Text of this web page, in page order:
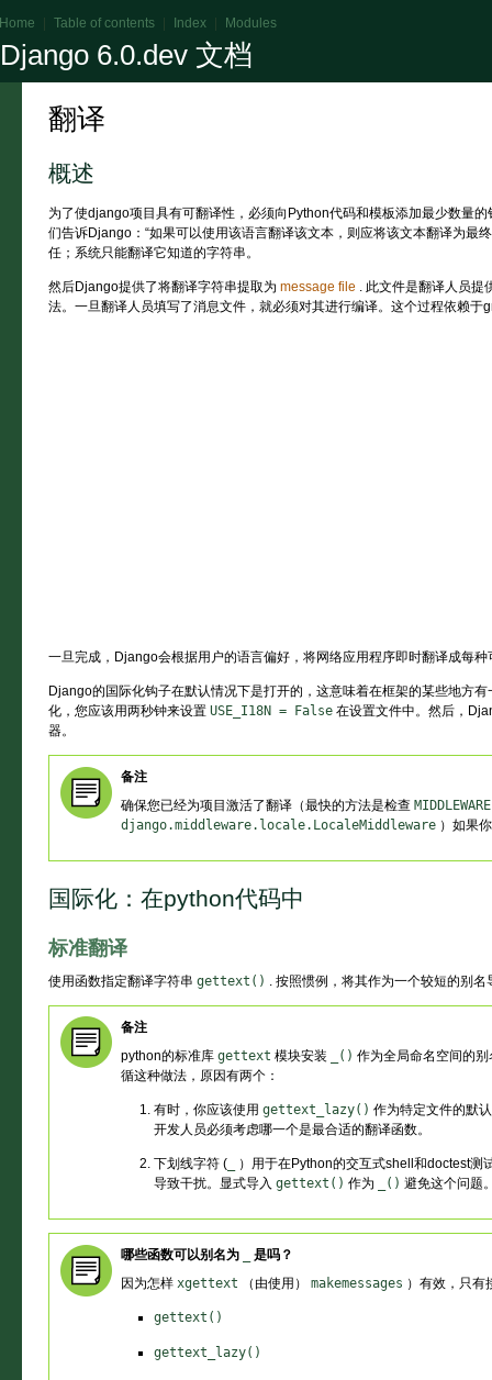
Django 6.0.dev 文档
Home Table of contents Index Modules
翻译
概述
为了使django项目具有可翻译性，必须向Python代码和模板添加最少数量
们告诉Django：“如果可以使用该语言翻译该文本，则应将该文本翻译为最
任；系统只能翻译它知道的字符串。
然后Django提供了将翻译字符串提取为 message file . 此文件是翻译人员提
法。一旦翻译人员填写了消息文件，就必须对其进行编译。这个过程依赖于
一旦完成，Django会根据用户的语言偏好，将网络应用程序即时翻译成每种
Django的国际化钩子在默认情况下是打开的，这意味着在框架的某些地方
化，您应该用两秒钟来设置 USE_I18N = False 在设置文件中。然后，
器。
备注
确保您已经为项目激活了翻译（最快的方法是检查 MIDDLEWARE
django.middleware.locale.LocaleMiddleware ）如果
国际化：在python代码中
标准翻译
使用函数指定翻译字符串 gettext() . 按照惯例，将其作为一个较短的别
备注
python的标准库 gettext 模块安装 _() 作为全局命名空间的
循这种做法，原因有两个：
有时，你应该使用 gettext_lazy() 作为特定文件的默
开发人员必须考虑哪一个是最合适的翻译函数。
下划线字符 (
）用于在Python的交互式shell和doctest测
导致干扰。显式导入 gettext() 作为 _() 避免这个问题
哪些函数可以别名为
是吗？
因为怎样 xgettext （由使用） makemessages ）有效，只有
gettext()
gettext_lazy()